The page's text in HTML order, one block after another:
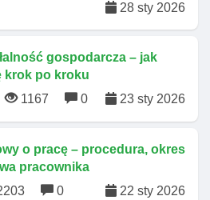
28 sty 2026
gospodarcza – jak
krok po kroku
1167 0 23 sty 2026
o pracę – procedura, okres
pracownika
0 22 sty 2026